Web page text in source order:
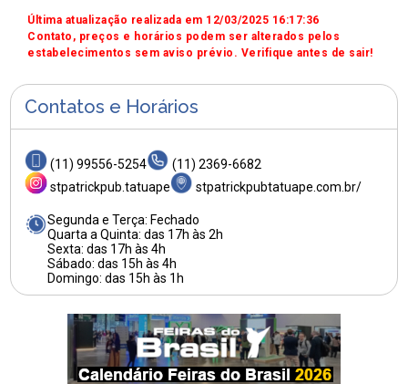
Última atualização realizada em 12/03/2025 16:17:36
Contato, preços e horários podem ser alterados pelos
estabelecimentos sem aviso prévio. Verifique antes de sair!
Contatos e Horários
(11) 99556-5254
(11) 2369-6682
stpatrickpub.tatuape
stpatrickpubtatuape.com.br/
Segunda e Terça: Fechado
Quarta a Quinta: das 17h às 2h
Sexta: das 17h às 4h
Sábado: das 15h às 4h
Domingo: das 15h às 1h